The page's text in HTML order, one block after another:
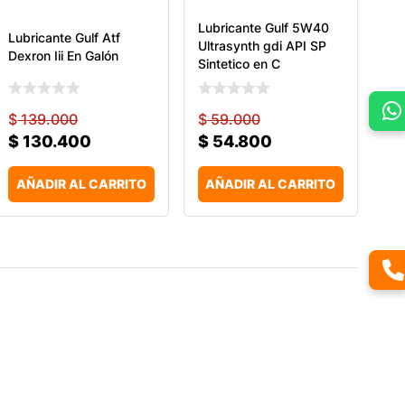
Lubricante Gulf Atf
Dexron Iii En Galón
$139.000
$130.400
AÑADIR AL CARRITO
Lubricante Gulf 5W40
Ultrasynth gdi API SP
Sintetico en C
$59.000
$54.800
AÑADIR AL CARRITO